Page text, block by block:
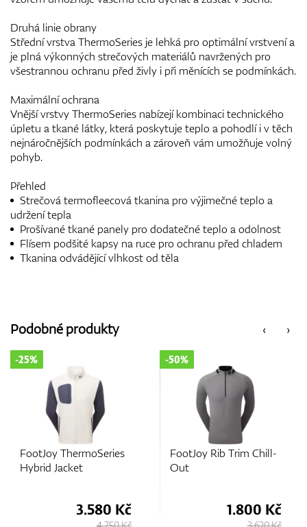
Druhá linie obrany
Střední vrstva ThermoSeries je lehká pro optimální vrstvení a
je plná výkonných strečových materiálů navržených pro
všestrannou ochranu před živly i při měnících se podmínkách.
Maximální ochrana
Vnější vrstvy ThermoSeries nabízejí kombinaci technického
úpletu a tkané látky, která poskytuje teplo a pohodlí i v těch
nejnáročnějších podmínkách a zároveň vám umožňuje volný
pohyb.
Přehled
Strečová termofleecová tkanina pro výjimečné teplo a
udržení tepla
Prošívané tkané panely pro dodatečné teplo a odolnost
Flísem podšité kapsy na ruce pro ochranu před chladem
Tkanina odvádějící vlhkost od těla
‹
Podobné produkty ›
FootJoy Rib Trim Chill-
Out
-50%
1.800 Kč
FootJoy ThermoSeries
Lightweight Insulated
-25%
3.580 Kč